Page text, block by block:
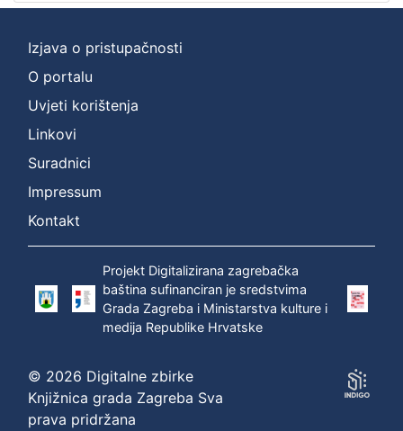
Izjava o pristupačnosti
O portalu
Uvjeti korištenja
Linkovi
Suradnici
Impressum
Kontakt
Projekt Digitalizirana zagrebačka
baština sufinanciran je sredstvima
Grada Zagreba i Ministarstva kulture i
medija Republike Hrvatske
© 2026 Digitalne zbirke
Knjižnica grada Zagreba Sva
prava pridržana